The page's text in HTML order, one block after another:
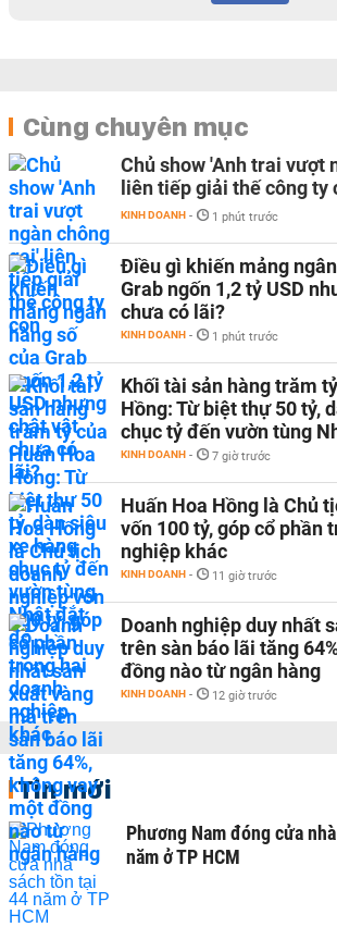
Cùng chuyên mục
Chủ show 'Anh trai vượt
liên tiếp giải thế công ty
KINH DOANH - 1 phút trước
Điều gì khiến mảng
Grab ngốn 1,2 tỷ USD
chưa có lãi?
KINH DOANH - 1 phút trước
Khối tài sản hàng trăm
Hồng: Từ biệt thự 50 tỷ,
chục tỷ đến vườn tùng
KINH DOANH - 7 giờ trước
Huấn Hoa Hồng là Chủ
vốn 100 tỷ, góp cổ phần
nghiệp khác
KINH DOANH - 11 giờ trước
Doanh nghiệp duy nhất
trên sàn báo lãi tăng
đồng nào từ ngân hàng
KINH DOANH - 12 giờ trước
Tin mới
Phương Nam đóng cửa
năm ở TP HCM